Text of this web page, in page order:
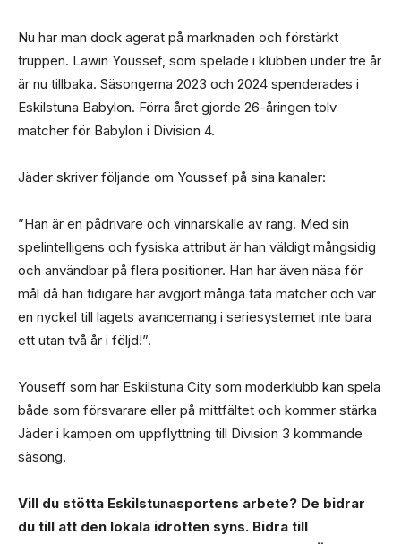
Nu har man dock agerat på marknaden och förstärkt
truppen. Lawin Youssef, som spelade i klubben under tre år
är nu tillbaka. Säsongerna 2023 och 2024 spenderades i
Eskilstuna Babylon. Förra året gjorde 26-åringen tolv
matcher för Babylon i Division 4.
Jäder skriver följande om Youssef på sina kanaler:
”Han är en pådrivare och vinnarskalle av rang. Med sin
spelintelligens och fysiska attribut är han väldigt mångsidig
och användbar på flera positioner. Han har även näsa för
mål då han tidigare har avgjort många täta matcher och var
en nyckel till lagets avancemang i seriesystemet inte bara
ett utan två år i följd!”.
Youseff som har Eskilstuna City som moderklubb kan spela
både som försvarare eller på mittfältet och kommer stärka
Jäder i kampen om uppflyttning till Division 3 kommande
säsong.
Vill du stötta Eskilstunasportens arbete? Dе bidrar
du till att den lokala idrotten syns. Bidra till